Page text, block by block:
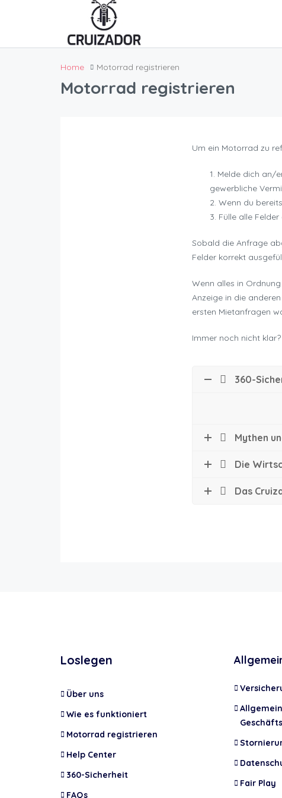
Home Motorrad registrieren
Motorrad registrieren
Um ein Motorrad zu
Melde dich an/
gewerbliche
Wenn du
Fülle alle
Sobald die Anfrage
Felder korrekt
Wenn alles in
Anzeige in die
ersten Mietanfragen
Immer noch nicht
360-
Mythen
Die
Das
Loslegen
Über uns
Wie es funktioniert
Motorrad registrieren
Help Center
360-Sicherheit
FAQs
Fair Play